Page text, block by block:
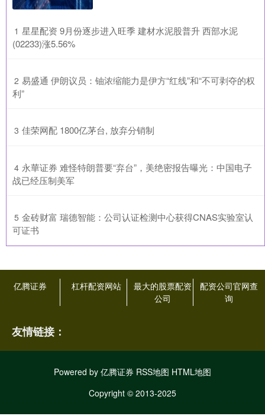
1 ​星星配资 9月份逐步进入旺季 建材水泥股普升 西部水泥
(02233)涨5.56%
2 ​易盛通 伊朗议员：铀浓缩能力是伊方“红线”和“不可剥夺的权
利”
3 ​佳荣网配 1800亿茅台, 放弃分销制
4 ​永華证券 难怪特朗普要“弃台”，美绝密报告曝光：中国电子
战已经压制美军
5 ​金砖财富 瑞德智能：公司认证检测中心获得CNAS实验室认
可证书
亿腾证券 杠杆配资网站
最大的股票配资
公司
配资公司官网查
询
友情链接：
Powered by 亿腾证券 RSS地图 HTML地图
Copyright © 2013-2025